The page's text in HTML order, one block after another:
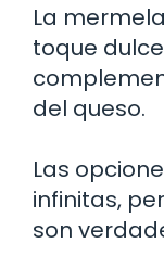
La
toque
del queso.
Las
infinitas,
son